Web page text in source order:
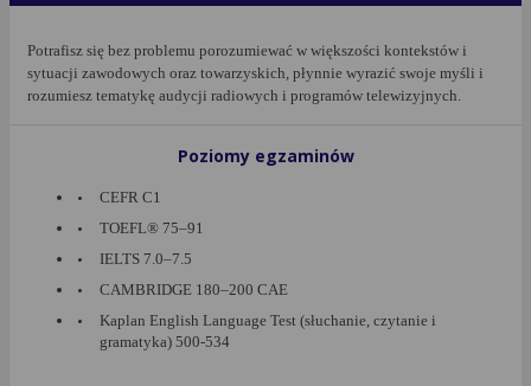
Potrafisz się bez problemu porozumiewać w większości kontekstów i
sytuacji zawodowych oraz towarzyskich, płynnie wyrazić swoje myśli i
rozumiesz tematykę audycji radiowych i programów telewizyjnych.
Poziomy egzaminów
CEFR C1
TOEFL® 75–91
IELTS 7.0–7.5
CAMBRIDGE 180–200 CAE
Kaplan English Language Test (słuchanie, czytanie i
gramatyka) 500-534